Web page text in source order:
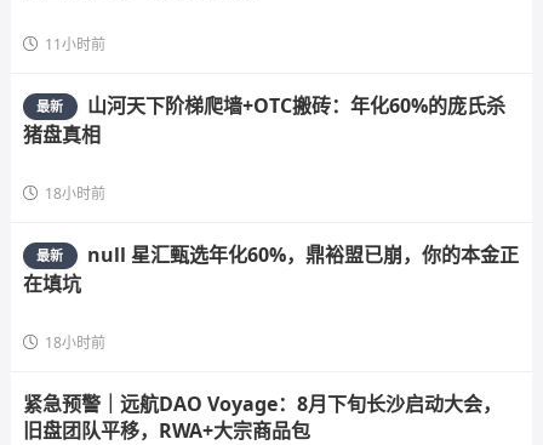
11小时前
最新
山河天下阶梯爬墙+OTC搬砖：年化60%的庞氏杀
猪盘真相
18小时前
最新
null 星汇甄选年化60%，鼎裕盟已崩，你的本金正
在填坑
18小时前
紧急预警｜远航DAO Voyage：8月下旬长沙启动大会，
旧盘团队平移，RWA+大宗商品包